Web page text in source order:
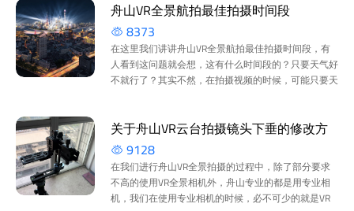
舟山VR全景航拍最佳拍摄时间段
8373
在这里我们讲讲舟山VR全景航拍最佳拍摄时间段，有
人看到这问题就会想，这有什么时间段的？只要天气好
不就行了？其实不然，在拍摄视频的时候，可能只要天
关于舟山VR云台拍摄镜头下垂的修改方
案 9128
在我们进行舟山VR全景拍摄的过程中，除了部分要求
不高的使用VR全景相机外，舟山专业的都是用专业相
机，我们在使用专业相机的时候，必不可少的就是VR